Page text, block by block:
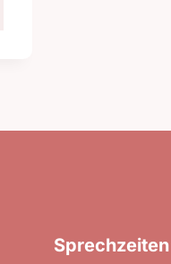
Sprechzeiten